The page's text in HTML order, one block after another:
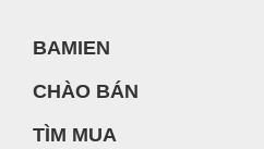
BAMIEN
CHÀO BÁN
TÌM MUA